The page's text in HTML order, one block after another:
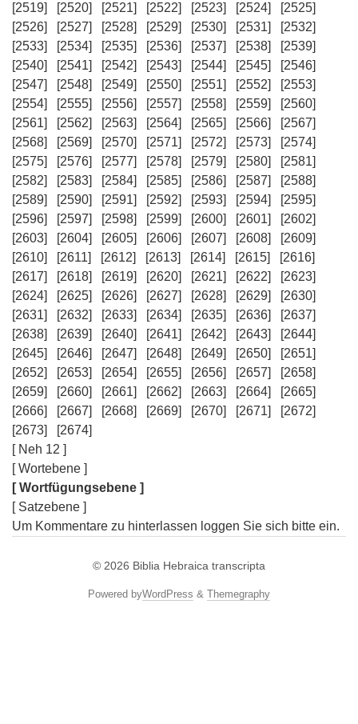
[2519]
[2520] [2521] [2522] [2523] [2524]
[2525]
[2526]
[2527] [2528] [2529] [2530] [2531]
[2532]
[2533]
[2534] [2535] [2536] [2537] [2538]
[2539]
[2540]
[2541] [2542] [2543] [2544] [2545]
[2546]
[2547]
[2548] [2549] [2550] [2551] [2552]
[2553]
[2554]
[2555] [2556] [2557] [2558] [2559]
[2560]
[2561]
[2562] [2563] [2564] [2565] [2566]
[2567]
[2568]
[2569] [2570] [2571] [2572] [2573]
[2574]
[2575]
[2576] [2577] [2578] [2579] [2580]
[2581]
[2582]
[2583] [2584] [2585] [2586] [2587]
[2588]
[2589]
[2590] [2591] [2592] [2593] [2594]
[2595]
[2596]
[2597] [2598] [2599] [2600] [2601]
[2602]
[2603]
[2604] [2605] [2606] [2607] [2608]
[2609]
[2610]
[2611] [2612] [2613] [2614] [2615]
[2616]
[2617]
[2618] [2619] [2620] [2621] [2622]
[2623]
[2624]
[2625] [2626] [2627] [2628] [2629]
[2630]
[2631]
[2632] [2633] [2634] [2635] [2636]
[2637]
[2638]
[2639] [2640] [2641] [2642] [2643]
[2644]
[2645]
[2646] [2647] [2648] [2649] [2650]
[2651]
[2652]
[2653] [2654] [2655] [2656] [2657]
[2658]
[2659]
[2660] [2661] [2662] [2663] [2664]
[2665]
[2666]
[2667] [2668] [2669] [2670] [2671]
[2672]
[2673]
[2674]
[ Neh 12 ]
[ Wortebene ]
[ Wortfügungsebene ]
[ Satzebene ]
Um Kommentare zu hinterlassen loggen Sie sich bitte ein.
© 2026 Biblia Hebraica transcripta
Powered byWordPress & Themegraphy